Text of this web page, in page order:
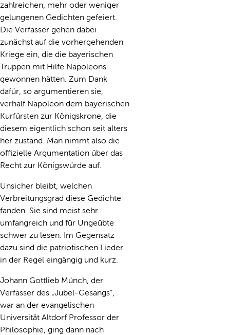
zahlreichen, mehr oder weniger
gelungenen Gedichten gefeiert.
Die Verfasser gehen dabei
zunächst auf die vorhergehenden
Kriege ein, die die bayerischen
Truppen mit Hilfe Napoleons
gewonnen hätten. Zum Dank
dafür, so argumentieren sie,
verhalf Napoleon dem bayerischen
Kurfürsten zur Königskrone, die
diesem eigentlich schon seit alters
her zustand. Man nimmt also die
offizielle Argumentation über das
Recht zur Königswürde auf.
Unsicher bleibt, welchen
Verbreitungsgrad diese Gedichte
fanden. Sie sind meist sehr
umfangreich und für Ungeübte
schwer zu lesen. Im Gegensatz
dazu sind die patriotischen Lieder
in der Regel eingängig und kurz.
Johann Gottlieb Münch, der
Verfasser des „Jubel-Gesangs“,
war an der evangelischen
Universität Altdorf Professor der
Philosophie, ging dann nach